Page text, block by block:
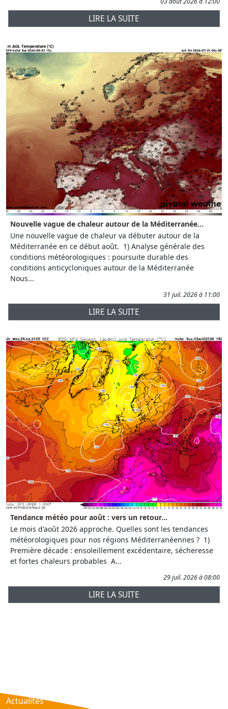
LIRE LA SUITE
Nouvelle vague de chaleur autour de la Méditerranée...
Une nouvelle vague de chaleur va débuter autour de la
Méditerranée en ce début août. 1) Analyse générale des
conditions météorologiques : poursuite durable des
conditions anticycloniques autour de la Méditerranée
Nous...
31 juil. 2026 à 11:00
LIRE LA SUITE
Tendance météo pour août : vers un retour...
Le mois d'août 2026 approche. Quelles sont les tendances
météorologiques pour nos régions Méditerranéennes ? 1)
Première décade : ensoleillement excédentaire, sécheresse
et fortes chaleurs probables A...
29 juil. 2026 à 08:00
LIRE LA SUITE
Actualités